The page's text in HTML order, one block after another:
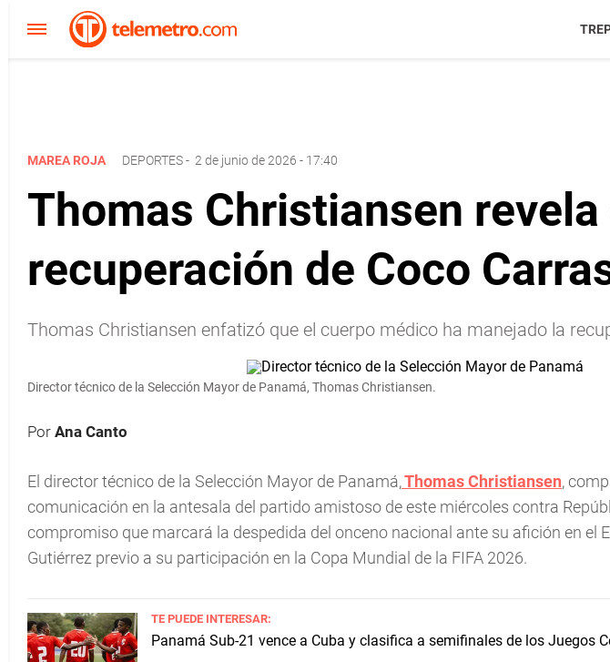
MAREA ROJA DEPORTES- 2 de junio de 2026 - 17:40
Thomas Christiansen
recuperación de Coco
Thomas Christiansen enfatizó que el cuerpo médico ha manejado la
Director técnico de la Selección Mayor de Panamá, Thomas Christiansen .
Por Ana Canto
El director técnico de la Selección Mayor de Panamá,Thomas Christiansen,
comunicación en la antesala del partido amistoso de este miércoles contra
compromiso que marcará la despedida del onceno nacional ante su afición en el
Gutiérrez previo a su participación en la Copa Mundial de la FIFA 2026.
TE PUEDE INTERESAR:
Panamá Sub-21 vence a Cuba y clasifica a semifinales de los Juegos